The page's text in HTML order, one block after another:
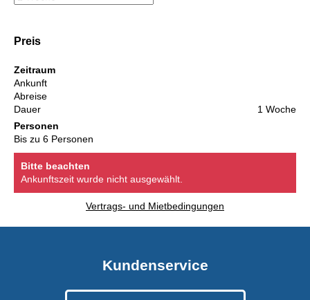
Preis
Zeitraum
Ankunft
Abreise
Dauer
1 Woche
Personen
Bis zu 6 Personen
Bitte beachten
Ankunftszeit wurde nicht ausgewählt.
Vertrags- und Mietbedingungen
Kundenservice